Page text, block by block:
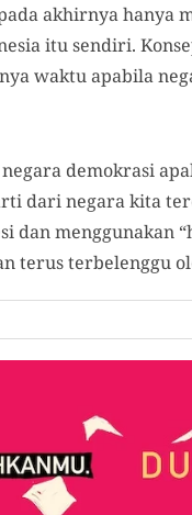
akhirnya hanya
itu sendiri.
waktu apabila
demokrasi
dari negara kita
menggunakan
terus terbelenggu